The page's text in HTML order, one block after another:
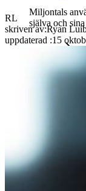
Miljontals
själva och
Företag
RL
skriven av:Ryan
uppdaterad :15